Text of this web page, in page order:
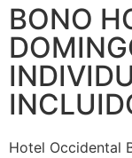
BONO
Hotel Occidental